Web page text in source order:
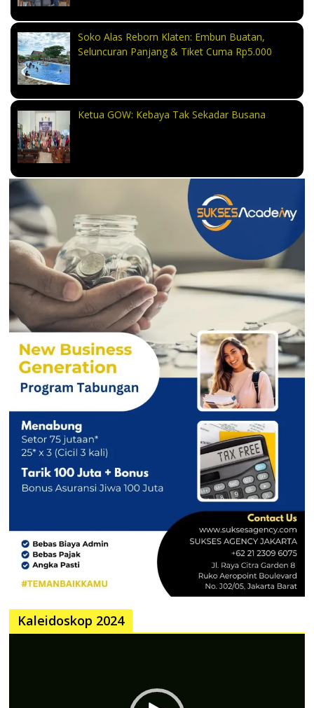
Soko Alas Reborn Klaten: Embun Buatan,
Seluncuran Panjang & Tiket Cuma Rp5.000
Ketua GOW: Kebaya Tak Sekadar Busana
Kaleidoskop 2024